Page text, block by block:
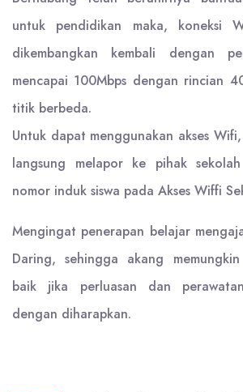
untuk pendidikan maka, koneksi
dikembangkan kembali dengan
mencapai 100Mbps dengan rincian
titik berbeda.
Untuk dapat menggunakan akses
langsung melapor ke pihak
nomor induk siswa pada Akses Wiffi
Mengingat penerapan belajar
Daring, sehingga akang
baik jika perluasan dan
dengan diharapkan.